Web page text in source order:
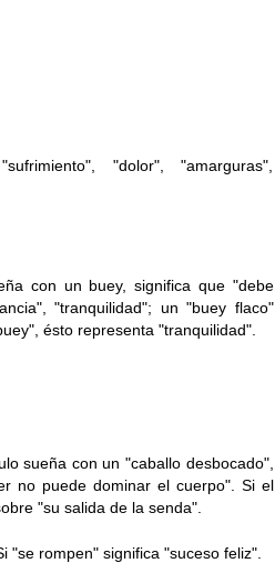
"dolor", "amarguras",
con un buey, significa que "debe
"tranquilidad"; un "buey flaco"
ésto representa "tranquilidad".
sueña con un "caballo desbocado",
no puede dominar el cuerpo". Si el
"su salida de la senda".
"se rompen" significa "suceso feliz".